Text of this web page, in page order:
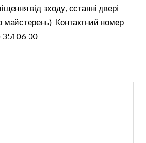
від входу, останні двері
майстерень). Контактний номер
06 00.